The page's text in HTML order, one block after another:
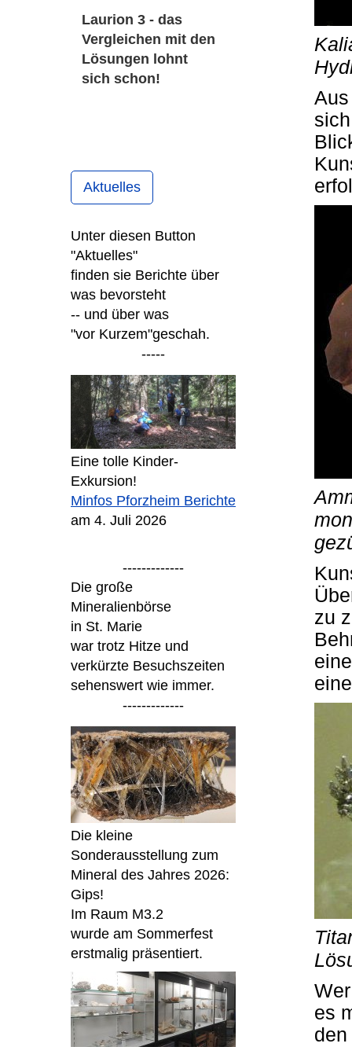
Laurion 3 - das
Vergleichen mit den
Lösungen lohnt
sich schon!
Aktuelles
Unter diesen Button
"Aktuelles"
finden sie Berichte über
was bevorsteht
-- und über was
"vor Kurzem"geschah.
-----
Eine tolle Kinder-
Exkursion!
Minfos Pforzheim Berichte
am 4. Juli 2026
-------------
Die große
Mineralienbörse
in St. Marie
war trotz Hitze und
verkürzte Besuchszeiten
sehenswert wie immer.
-------------
Die kleine
Sonderausstellung zum
Mineral des Jahres 2026:
Gips!
Im Raum M3.2
wurde am Sommerfest
erstmalig präsentiert.
zu
es